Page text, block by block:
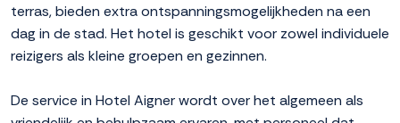
terras, bieden extra ontspanningsmogelijkheden na een
dag in de stad. Het hotel is geschikt voor zowel individuele
reizigers als kleine groepen en gezinnen.
De service in Hotel Aigner wordt over het algemeen als